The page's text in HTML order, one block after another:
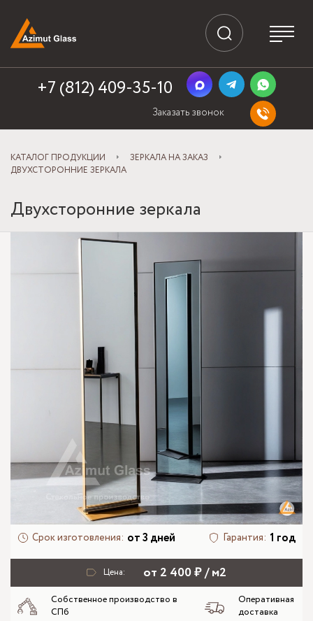
+7 (812) 409-35-10
Заказать звонок
КАТАЛОГ ПРОДУКЦИИ
ЗЕРКАЛА НА ЗАКАЗ
ДВУХСТОРОННИЕ ЗЕРКАЛА
Двухсторонние зеркала
Срок изготовления: от 3 дней Гарантия: 1 год
Цена: от 2 400 ₽ / м2
Собственное производство в
СПб
Оперативная
доставка